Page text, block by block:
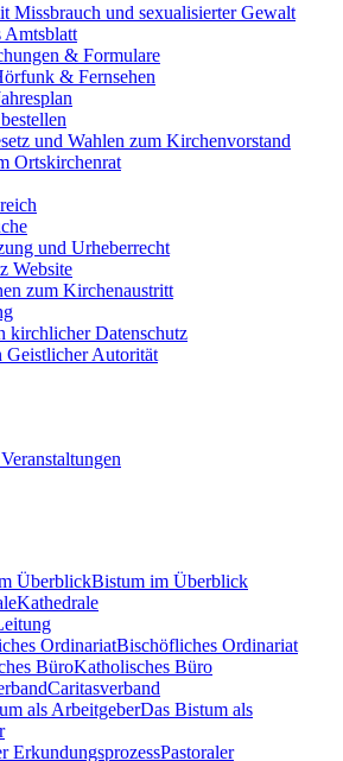
Missbrauch und sexualisierter Gewalt
& Formulare
& Fernsehen
und Wahlen zum Kirchenvorstand
Ortskirchenrat
und Urheberrecht
Website
zum Kirchenaustritt
kirchlicher Datenschutz
Geistlicher Autorität
Bistum im Überblick
Kathedrale
Bischöfliches Ordinariat
Katholisches Büro
Caritasverband
Das Bistum als
Pastoraler